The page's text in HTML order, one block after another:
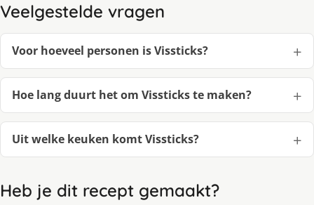
Veelgestelde vragen
Voor hoeveel personen is Vissticks?
Hoe lang duurt het om Vissticks te maken?
Uit welke keuken komt Vissticks?
Heb je dit recept gemaakt?